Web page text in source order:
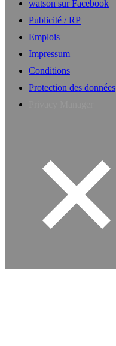
watson sur Facebook
Publicité / RP
Emplois
Impressum
Conditions
Protection des données